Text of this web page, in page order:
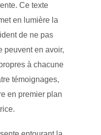
Ce texte
en lumière la
de ne pas
peuvent en avoir,
à chacune
témoignages,
en premier plan